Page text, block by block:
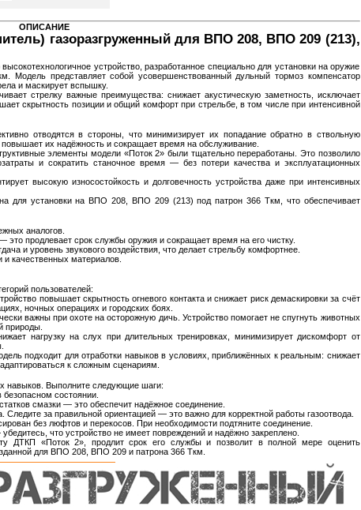
ОПИСАНИЕ
газоразгруженный для ВПО 208, ВПО 209 (213),
устройство, разработанное специально для установки на оружие
представляет собой усовершенствованный дульный тормоз компенсатор
и маскирует вспышку.
стрелку важные преимущества: снижает акустическую заметность, исключает
скрытность позиции и общий комфорт при стрельбе, в том числе при интенсивной
отводятся в стороны, что минимизирует их попадание обратно в ствольную
их надёжность и сокращает время на обслуживание.
элементы модели «Поток 2» были тщательно переработаны. Это позволило
и сократить станочное время — без потери качества и эксплуатационных
высокую износостойкость и долговечность устройства даже при интенсивных
для установки на ВПО 208, ВПО 209 (213) под патрон 366 Ткм, что обеспечивает
аналогов.
продлевает срок службы оружия и сокращает время на его чистку.
и уровень звукового воздействия, что делает стрельбу комфортнее.
качественных материалов.
пользователей:
повышает скрытность огневого контакта и снижает риск демаскировки за счёт
ночных операциях и городских боях.
важны при охоте на осторожную дичь. Устройство помогает не спугнуть животных
природы.
нагрузку на слух при длительных тренировках, минимизирует дискомфорт от
подходит для отработки навыков в условиях, приближённых к реальным: снижает
к сложным сценариям.
навыков. Выполните следующие шаги:
состоянии.
смазки — это обеспечит надёжное соединение.
Следите за правильной ориентацией — это важно для корректной работы газоотвода.
без люфтов и перекосов. При необходимости подтяните соединение.
что устройство не имеет повреждений и надёжно закреплено.
ДТКП «Поток 2», продлит срок его службы и позволит в полной мере оценить
для ВПО 208, ВПО 209 и патрона 366 Ткм.